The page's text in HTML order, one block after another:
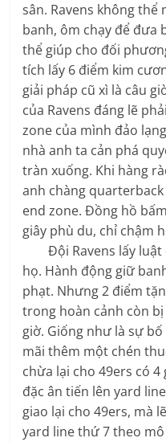
sân. Ravens không thể
banh, ôm chạy để đưa
thể giúp cho đối
tích lấy 6 điểm kim
giải pháp cũ xì là câu
của Ravens đáng lẽ
zone của mình đảo
nhà anh ta cản phá
tràn xuống. Khi hàng
anh chàng
end zone. Đồng hồ
giây phù du, chỉ chậm
Đội Ravens lấy luật
họ. Hành động giữ
phạt. Nhưng 2 điểm
trong hoàn cảnh còn
giờ. Giống như là sự
mãi thêm một chén
chừa lại cho 49ers có
đặc ân tiến lên yard
giao lại cho 49ers, mà
yard line thứ 7 theo